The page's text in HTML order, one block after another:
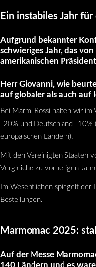
Ein instabiles Jahr
Aufgrund bekannter
schwieriges Jahr, das
amerikanischen
Herr Giovanni, wie
auf globaler als auch auf
Bei Marmi Rossi haben wir
-20% und Deutschland -10%
europäischen Ländern).
Mit den Vereinigten Staaten
Vergleiche zu vorherigen
Im Wesentlichen spiegelt
Bestellungen.
Marmomac 2025:
Auf der Messe
140 Ländern und es